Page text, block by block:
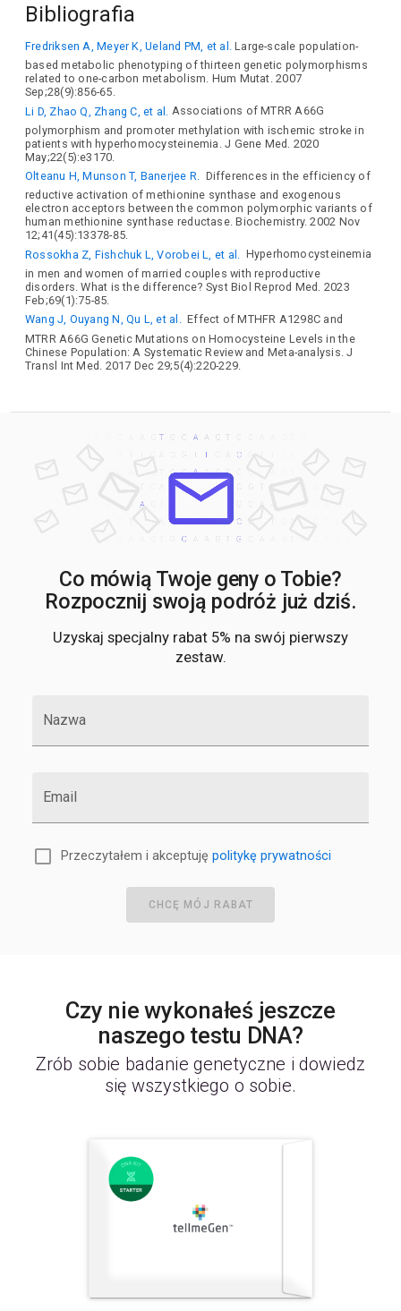
Bibliografia
Fredriksen A, Meyer K, Ueland PM, et al.
Large-scale population-
based metabolic phenotyping of thirteen genetic polymorphisms
related to one-carbon metabolism. Hum Mutat. 2007
Sep;28(9):856-65.
Li D, Zhao Q, Zhang C, et al. Associations of MTRR A66G
polymorphism and promoter methylation with ischemic stroke in
patients with hyperhomocysteinemia. J Gene Med. 2020
May;22(5):e3170.
Olteanu H, Munson T, Banerjee R. Differences in the efficiency of
reductive activation of methionine synthase and exogenous
electron acceptors between the common polymorphic variants of
human methionine synthase reductase. Biochemistry. 2002 Nov
12;41(45):13378-85.
Rossokha Z, Fishchuk L, Vorobei L, et al.
Hyperhomocysteinemia
in men and women of married couples with reproductive
disorders. What is the difference? Syst Biol Reprod Med. 2023
Feb;69(1):75-85.
Wang J, Ouyang N, Qu L, et al. Effect of MTHFR A1298C and
MTRR A66G Genetic Mutations on Homocysteine Levels in the
Chinese Population: A Systematic Review and Meta-analysis. J
Transl Int Med. 2017 Dec 29;5(4):220-229.
Co mówią Twoje geny o Tobie?
Rozpocznij swoją podróż już dziś.
Uzyskaj specjalny rabat 5% na swój pierwszy
zestaw.
Nazwa
Email
Przeczytałem i akceptuję politykę prywatności
CHCĘ MÓJ RABAT
Czy nie wykonałeś jeszcze
naszego testu DNA?
Zrób sobie badanie genetyczne i dowiedz
się wszystkiego o sobie.